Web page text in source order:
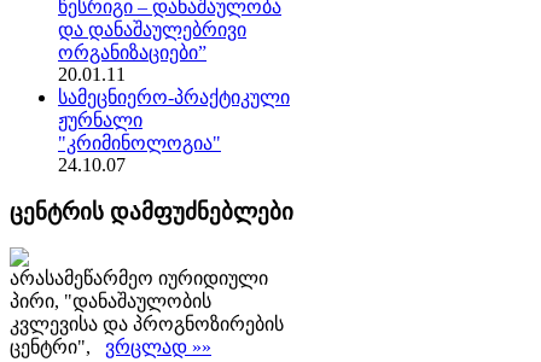
წესრიგი – დანაშაულობა
და დანაშაულებრივი
ორგანიზაციები”
20.01.11
სამეცნიერო-პრაქტიკული
ჟურნალი
"კრიმინოლოგია"
24.10.07
ცენტრის დამფუძნებლები
არასამეწარმეო იურიდიული
პირი, "დანაშაულობის
კვლევისა და პროგნოზირების
ცენტრი", ვრცლად »»